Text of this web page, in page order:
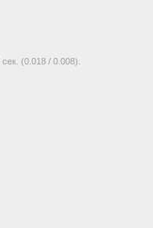
(0.018 / 0.008).